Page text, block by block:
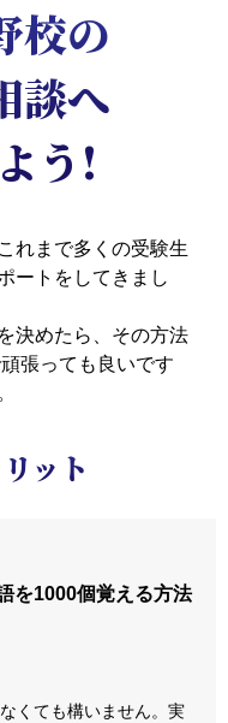
校の
談へ
う!
れまで多くの受験生
ートをしてきまし
決めたら、その方法
張っても良いです
ット
を1000個覚える方法
くても構いません。実